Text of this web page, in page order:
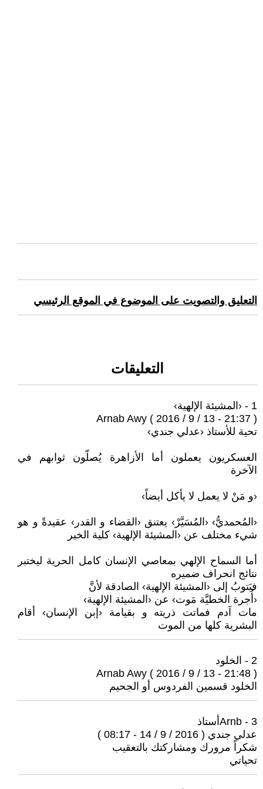
التعليق والتصويت على الموضوع في الموقع الرئيسي
التعليقات
1 - ‹المشيئة الإلهية›
Arnab Awy ( 2016 / 9 / 13 - 21:37 )
تحية للأستاذ ‹عدلي جندي›
العسكريون يعملون أما الأزاهرة يُصلّون ثوابهم في
الآخرة
‹و مَنْ لا يعمل لا يأكل أيضاً›
‹المُحمديُّ› ‹المُسَيَّرْ› يعتنق ‹القضاء و القدر› عقيدةً و هو
شيء مختلف عن ‹المشيئة الإلهية› كلية الخير
أما السماح الإلهي بمعاصي الإنسان كامل الحرية ليختبر
نتائج انحراف ضميره
فيَتوبُ إلى ‹المشيئة الإلهية› الصادقة لأنَّ
‹أُجرة الخطيَّة مَوت› عن ‹المشيئة الإلهية›
مات آدم فماتت ذريته و بقيامة ‹إبن الإنسان› أقام
البشرية كلها من الموت
2 - الخلود
Arnab Awy ( 2016 / 9 / 13 - 21:48 )
الخلود قسمين الفردوس أو الجحيم
3 - Arnbأستاذ
عدلي جندي ( 2016 / 9 / 14 - 08:17 )
شكراً مرورك ومشاركتك بالتعقيب
تحياتي